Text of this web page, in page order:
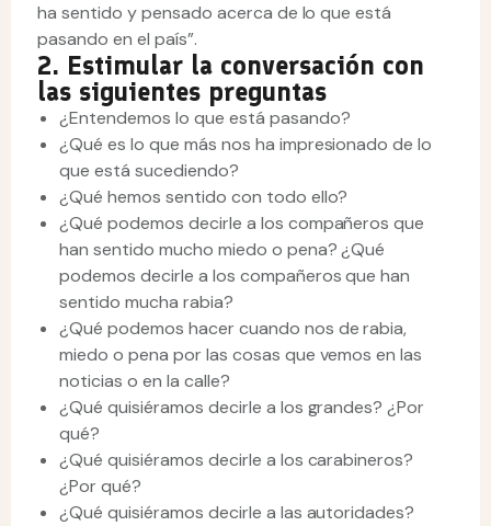
ha sentido y pensado acerca de lo que está
pasando en el país”.
2. Estimular la conversación con
las siguientes preguntas
¿Entendemos lo que está pasando?
¿Qué es lo que más nos ha impresionado de lo
que está sucediendo?
¿Qué hemos sentido con todo ello?
¿Qué podemos decirle a los compañeros que
han sentido mucho miedo o pena? ¿Qué
podemos decirle a los compañeros que han
sentido mucha rabia?
¿Qué podemos hacer cuando nos de rabia,
miedo o pena por las cosas que vemos en las
noticias o en la calle?
¿Qué quisiéramos decirle a los grandes? ¿Por
qué?
¿Qué quisiéramos decirle a los carabineros?
¿Por qué?
¿Qué quisiéramos decirle a las autoridades?